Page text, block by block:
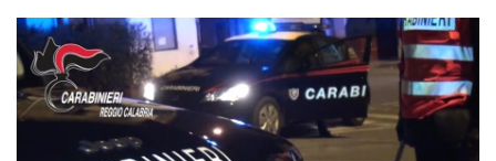
protagonista il Maestro Cettina Nicolosi, sul podio della
Grande Orchestra Sinfonica “Tosti” e del Coro Lirico
“Salecchi” Città di Chieti.Davanti a un pubblico numeroso
e partecipe, la musica ha conquistato […]